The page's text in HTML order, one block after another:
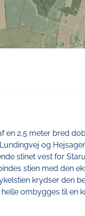
en 2,5 meter bred
og
stinet vest for
stien med den
krydser den
ombygges til en